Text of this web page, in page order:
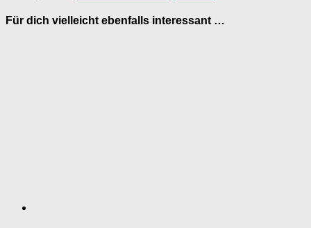
Für dich vielleicht ebenfalls interessant …